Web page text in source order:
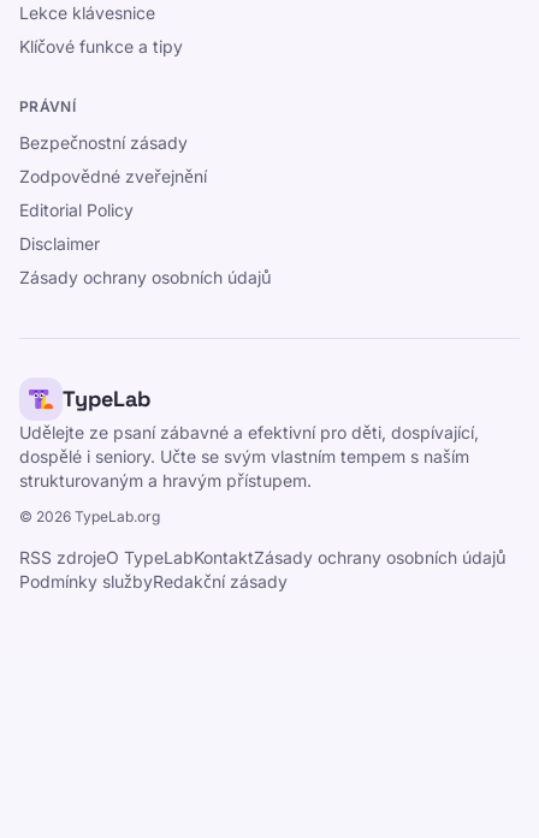
Lekce klávesnice
Klíčové funkce a tipy
PRÁVNÍ
Bezpečnostní zásady
Zodpovědné zveřejnění
Editorial Policy
Disclaimer
Zásady ochrany osobních údajů
TypeLab
Udělejte ze psaní zábavné a efektivní pro děti, dospívající,
dospělé i seniory. Učte se svým vlastním tempem s naším
strukturovaným a hravým přístupem.
© 2026 TypeLab.org
RSS zdrojeO TypeLabKontaktZásady ochrany osobních údajů
Podmínky službyRedakční zásady